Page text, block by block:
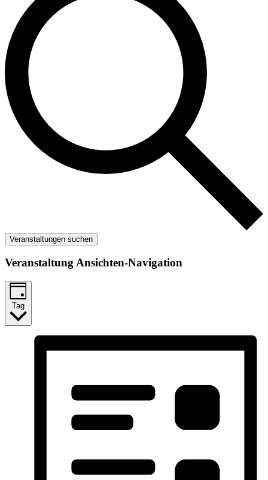
Veranstaltungen suchen
Veranstaltung Ansichten-Navigation
Tag